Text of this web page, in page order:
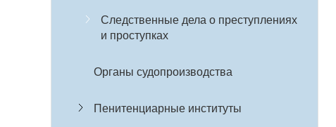
Следственные дела о преступлениях
и проступках
Органы судопроизводства
Пенитенциарные институты